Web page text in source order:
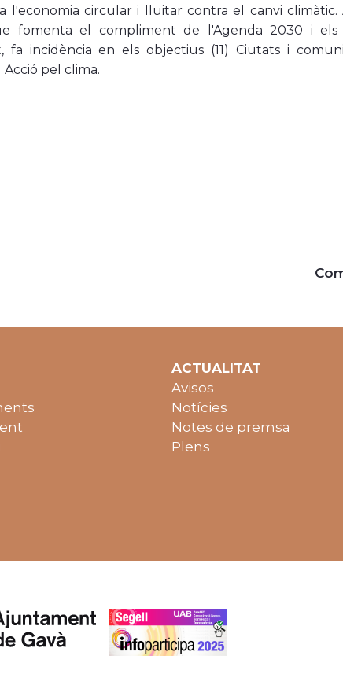
l'economia circular i lluitar contra el canvi climàtic.
fomenta el compliment de l'Agenda 2030 i els
fa incidència en els objectius (11) Ciutats i
Acció pel clima.
ACTUALITAT
Avisos
Notícies
Notes de premsa
Plens